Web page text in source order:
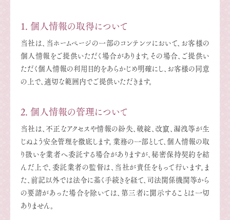
1. 個人情報の取得について
当社は、当ホームページの一部のコンテンツにおいて、お客様の
個人情報をご提供いただく場合があります。その場合、ご提供い
ただく個人情報の利用目的をあらかじめ明確にし、お客様の同意
の上で、適切な範囲内でご提供いただきます。
2. 個人情報の管理について
当社は、不正なアクセスや情報の紛失、破綻、改竄、漏洩等が生
じぬよう安全管理を徹底します。業務の一部として、個人情報の取
り扱いを業者へ委託する場合がありますが、秘密保持契約を結
んだ上で、委託業者の監督は、当社が責任をもって行います。ま
た、前記以外では法令に基く手続きを経て、司法関係機関等から
の要請があった場合を除いては、第三者に開示することは一切
ありません。